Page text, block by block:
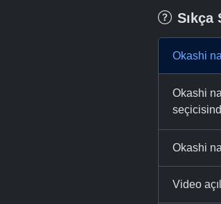
Sıkça
Okashi
Okashi
Okashi
Video